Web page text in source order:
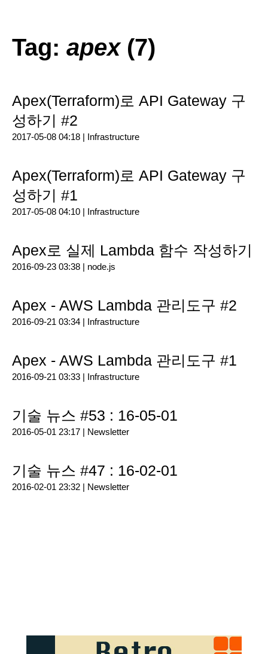
Tag: apex(7)
Apex(Terraform)로 API Gateway 구
성하기 #2
2017-05-08 04:18 | Infrastructure
Apex(Terraform)로 API Gateway 구
성하기 #1
2017-05-08 04:10 | Infrastructure
Apex로 실제 Lambda 함수 작성하기
2016-09-23 03:38 | node.js
Apex - AWS Lambda 관리도구 #2
2016-09-21 03:34 | Infrastructure
Apex - AWS Lambda 관리도구 #1
2016-09-21 03:33 | Infrastructure
기술 뉴스 #53 : 16-05-01
2016-05-01 23:17 | Newsletter
기술 뉴스 #47 : 16-02-01
2016-02-01 23:32 | Newsletter